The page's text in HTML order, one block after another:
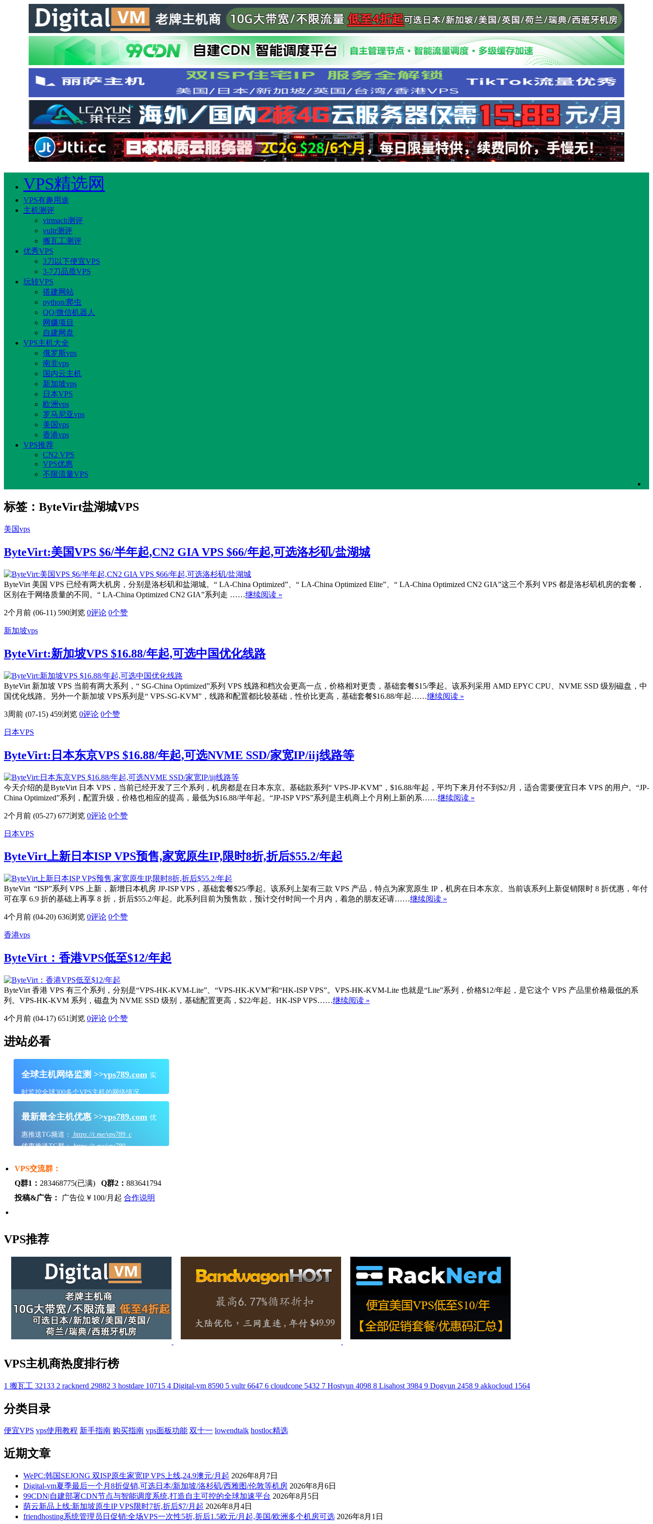
VPS精选网
VPS有趣用途
主机测评
virmach测评
vultr测评
搬瓦工测评
优秀VPS
3刀以下便宜VPS
3-7刀品质VPS
玩转VPS
搭建网站
python/爬虫
QQ/微信机器人
网赚项目
自建网盘
VPS主机大全
俄罗斯vps
南非vps
国内云主机
新加坡vps
日本VPS
欧洲vps
罗马尼亚vps
美国vps
香港vps
VPS推荐
CN2 VPS
VPS优惠
不限流量VPS
标签：ByteVirt盐湖城VPS
美国vps
ByteVirt:美国VPS $6/半年起,CN2 GIA VPS $66/年起,可选洛杉矶/盐湖城
ByteVirt 美国 VPS 已经有两大机房，分别是洛杉矶和盐湖城。“ LA-China Optimized”、“ LA-China Optimized Elite”、“ LA-China Optimized CN2 GIA”这三个系列 VPS 都是洛杉矶机房的套餐，
区别在于网络质量的不同。“ LA-China Optimized CN2 GIA”系列走 ……继续阅读 »
2个月前 (06-11) 590浏览 0评论 0个赞
新加坡vps
ByteVirt:新加坡VPS $16.88/年起,可选中国优化线路
ByteVirt 新加坡 VPS 当前有两大系列，“ SG-China Optimized”系列 VPS 线路和档次会更高一点，价格相对更贵，基础套餐$15/季起。该系列采用 AMD EPYC CPU、NVME SSD 级别磁盘，中
国优化线路。另外一个新加坡 VPS系列是“ VPS-SG-KVM”，线路和配置都比较基础，性价比更高，基础套餐$16.88/年起……继续阅读 »
3周前 (07-15) 459浏览 0评论 0个赞
日本VPS
ByteVirt:日本东京VPS $16.88/年起,可选NVME SSD/家宽IP/iij线路等
今天介绍的是ByteVirt 日本 VPS，当前已经开发了三个系列，机房都是在日本东京。基础款系列“ VPS-JP-KVM”，$16.88/年起，平均下来月付不到$2/月，适合需要便宜日本 VPS 的用户。“JP-
China Optimized”系列，配置升级，价格也相应的提高，最低为$16.88/半年起。“JP-ISP VPS”系列是主机商上个月刚上新的系……继续阅读 »
2个月前 (05-27) 677浏览 0评论 0个赞
日本VPS
ByteVirt上新日本ISP VPS预售,家宽原生IP,限时8折,折后$55.2/年起
ByteVirt “ISP”系列 VPS 上新，新增日本机房 JP-ISP VPS，基础套餐$25/季起。该系列上架有三款 VPS 产品，特点为家宽原生 IP，机房在日本东京。当前该系列上新促销限时 8 折优惠，年付
可在享 6.9 折的基础上再享 8 折，折后$55.2/年起。此系列目前为预售款，预计交付时间一个月内，着急的朋友还请……继续阅读 »
4个月前 (04-20) 636浏览 0评论 0个赞
香港vps
ByteVirt：香港VPS低至$12/年起
ByteVirt 香港 VPS 有三个系列，分别是“VPS-HK-KVM-Lite”、“VPS-HK-KVM”和“HK-ISP VPS”。VPS-HK-KVM-Lite 也就是“Lite”系列，价格$12/年起，是它这个 VPS 产品里价格最低的系
列。VPS-HK-KVM 系列，磁盘为 NVME SSD 级别，基础配置更高，$22/年起。HK-ISP VPS……继续阅读 »
4个月前 (04-17) 651浏览 0评论 0个赞
进站必看
全球主机网络监测 >>vps789.com 实
时监控全球300多个VPS主机的网络情况
最新最全主机优惠 >>vps789.com 优
惠推送TG频道：
https://t.me/vps789_c
优惠推送TG群：https://t.me/vps789
VPS交流群：
Q群1： 283468775(已满) Q群2： 883641794
投稿&广告：
广告位￥100/月起 合作说明
VPS推荐
VPS主机商热度排行榜
1 搬瓦工 32133 2 racknerd 29882 3 hostdare 10715 4 Digital-vm 8590 5 vultr 6647 6 cloudcone 5432 7 Hostyun 4098 8 Lisahost 3984 9 Dogyun 2458 9 akkocloud 1564
分类目录
便宜VPS vps使用教程 新手指南 购买指南 vps面板功能 双十一 lowendtalk hostloc精选
近期文章
WePC:韩国SEJONG 双ISP原生家宽IP VPS上线,24.9澳元/月起 2026年8月7日
Digital-vm夏季最后一个月8折促销,可选日本/新加坡/洛杉矶/西雅图/伦敦等机房 2026年8月6日
99CDN|自建部署CDN节点与智能调度系统,打造自主可控的全球加速平台 2026年8月5日
荫云新品上线:新加坡原生IP VPS限时7折,折后$7/月起 2026年8月4日
friendhosting系统管理员日促销:全场VPS一次性5折,折后1.5欧元/月起,美国/欧洲多个机房可选 2026年8月1日